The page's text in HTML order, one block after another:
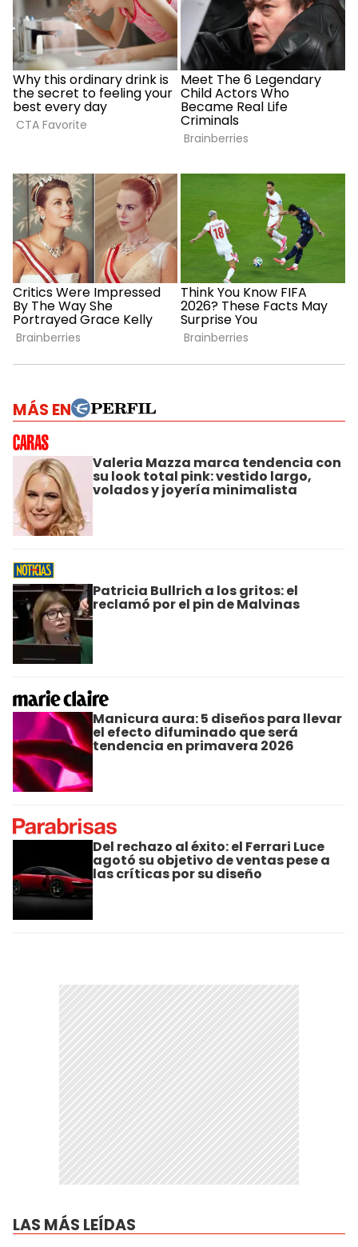
MÁS EN
Valeria Mazza marca tendencia con
su look total pink: vestido largo,
volados y joyería minimalista
Patricia Bullrich a los gritos: el
reclamó por el pin de Malvinas
Manicura aura: 5 diseños para llevar
el efecto difuminado que será
tendencia en primavera 2026
Del rechazo al éxito: el Ferrari Luce
agotó su objetivo de ventas pese a
las críticas por su diseño
LAS MÁS LEÍDAS